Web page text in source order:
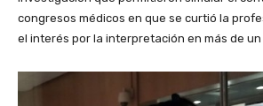
congresos médicos en que se curtió la
el interés por la interpretación en más de un